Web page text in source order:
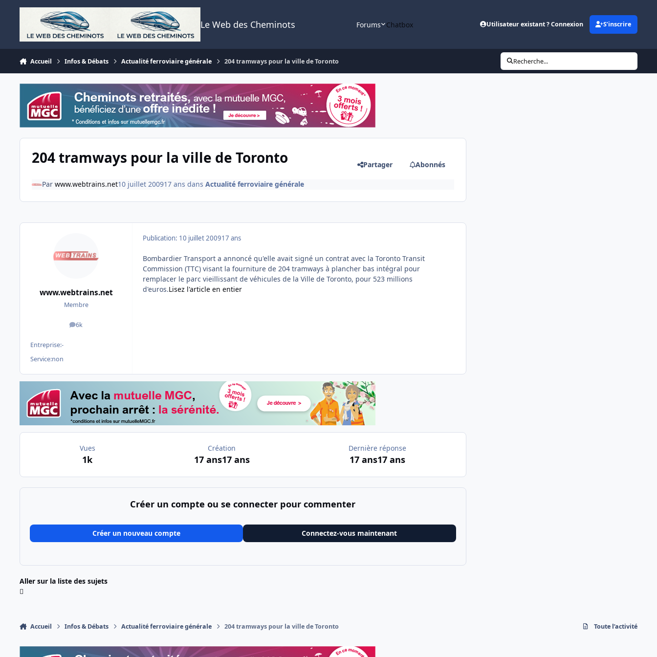
Aller au contenu
Le Web des Cheminots Forums Chatbox Utilisateur existant ? Connexion S’inscrire
Accueil Infos & Débats Actualité ferroviaire générale 204 tramways pour la ville de Toronto Recherche...
204 tramways pour la ville de Toronto Partager Abonnés
Par www.webtrains.net10 juillet 200917 ans dans Actualité ferroviaire générale
www.webtrains.net
Membre
6k
messages
Entreprise:-
Service:non
Publication: 10 juillet 200917 ans
Bombardier Transport a annoncé qu'elle avait signé un contrat avec la Toronto Transit
Commission (TTC) visant la fourniture de 204 tramways à plancher bas intégral pour
remplacer le parc vieillissant de véhicules de la Ville de Toronto, pour 523 millions
d'euros.Lisez l'article en entier
Vues
1k
Création
17 ans17 ans
Dernière réponse
17 ans17 ans
Créer un compte ou se connecter pour commenter
Créer un nouveau compte Connectez-vous maintenant
Aller sur la liste des sujets
Accueil Infos & Débats Actualité ferroviaire générale 204 tramways pour la ville de Toronto Toute l’activité